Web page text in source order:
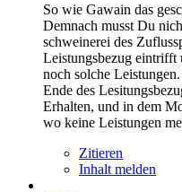
So wie Gawain das
Demnach musst Du
schweinerei des
Leistungsbezug eintrifft
noch solche
Ende des
Erhalten, und in dem
wo keine Leistungen
Zitieren
Inhalt melden